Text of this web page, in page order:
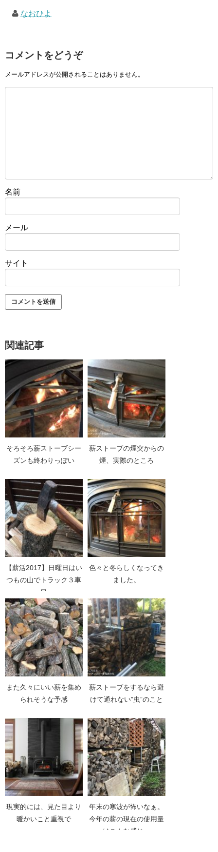
なおひよ
コメントをどうぞ
メールアドレスが公開されることはありません。
名前
メール
サイト
関連記事
そろそろ薪ストーブシー
ズンも終わりっぽい
薪ストーブの煙突からの
煙、実際のところ
【薪活2017】日曜日はい
つもの山でトラック３車
目
色々と冬らしくなってき
ました。
また久々にいい薪を集め
られそうな予感
薪ストーブをするなら避
けて通れない”虫”のこと
現実的には、見た目より
暖かいこと重視で
年末の寒波が怖いなぁ。
今年の薪の現在の使用量
はこんな感じ。